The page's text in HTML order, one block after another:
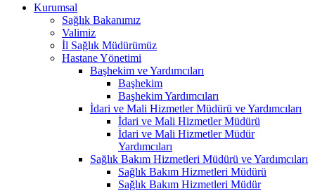
Kurumsal
Sağlık Bakanımız
Valimiz
İl Sağlık Müdürümüz
Hastane Yönetimi
Başhekim ve Yardımcıları
Başhekim
Başhekim Yardımcıları
İdari ve Mali Hizmetler Müdürü ve Yardımcıları
İdari ve Mali Hizmetler Müdürü
İdari ve Mali Hizmetler Müdür
Yardımcıları
Sağlık Bakım Hizmetleri Müdürü ve Yardımcıları
Sağlık Bakım Hizmetleri Müdürü
Sağlık Bakım Hizmetleri Müdür